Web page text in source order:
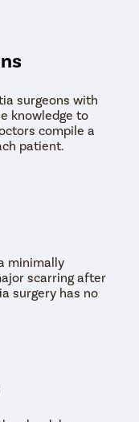
surgeons with
knowledge to
compile a
patient.
minimally
scarring after
surgery has no